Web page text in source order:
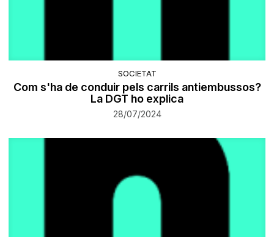
SOCIETAT
Com s'ha de conduir pels carrils antiembussos?
La DGT ho explica
28/07/2024